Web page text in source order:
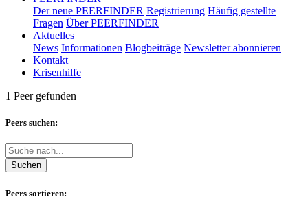
Der neue PEERFINDER Registrierung Häufig gestellte
Fragen Über PEERFINDER
Aktuelles
News Informationen Blogbeiträge Newsletter abonnieren
Kontakt
Krisenhilfe
1 Peer gefunden
Peers suchen:
Suchen
Peers sortieren: